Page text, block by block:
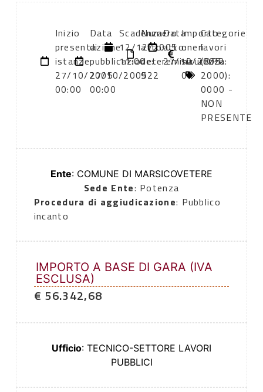
Inizio
presentazione
istanze:
27/10/2005
00:00
Data
di
pubblicazione:
27/10/2005
00:00
Scadenza:
12/12/2005
11:00
Numero
atto:
deteremina
922
Data
atto:
27/10/2005
Importo
oneri
sicurezza:
0
Categorie
lavori
(DPR
2000):
0000 -
NON
PRESENTE
Ente: COMUNE DI MARSICOVETERE
Sede Ente: Potenza
Procedura di aggiudicazione: Pubblico
incanto
IMPORTO A BASE DI GARA (IVA
ESCLUSA)
€ 56.342,68
Ufficio: TECNICO-SETTORE LAVORI
PUBBLICI